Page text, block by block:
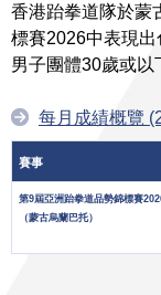
香港跆拳道隊於蒙
標賽2026中表現
男子團體30歲或以
每月成績概覽
賽事
第9屆亞洲跆拳道品勢錦標賽
（蒙古烏蘭巴托）